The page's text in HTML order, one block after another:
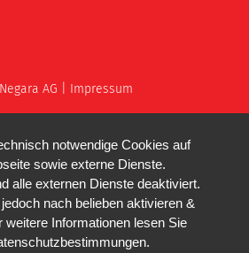
Negara AG Impressum
notwendige Cookies auf
sowie externe Dienste.
alle externen Dienste deaktiviert.
nach belieben aktivieren &
weitere Informationen lesen Sie
.